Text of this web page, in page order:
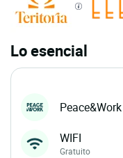
Lo esencial
WIFI
Gratuito